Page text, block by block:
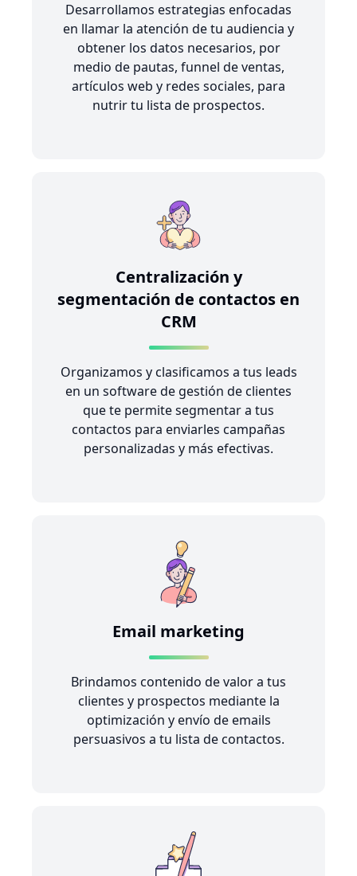
Desarrollamos estrategias enfocadas
en llamar la atención de tu audiencia y
obtener los datos necesarios, por
medio de pautas, funnel de ventas,
artículos web y redes sociales, para
nutrir tu lista de prospectos.
Centralización y
segmentación de contactos en
CRM
Organizamos y clasificamos a tus leads
en un software de gestión de clientes
que te permite segmentar a tus
contactos para enviarles campañas
personalizadas y más efectivas.
Email marketing
Brindamos contenido de valor a tus
clientes y prospectos mediante la
optimización y envío de emails
persuasivos a tu lista de contactos.